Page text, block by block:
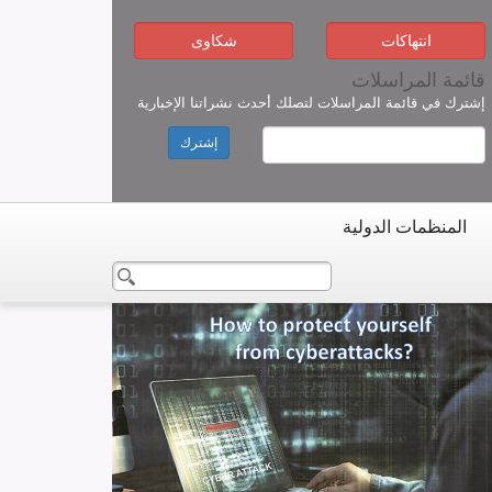
انتهاكات شكاوى
قائمة المراسلات
إشترك في قائمة المراسلات لتصلك أحدث نشراتنا الإخبارية
إشترك
المنظمات الدولية